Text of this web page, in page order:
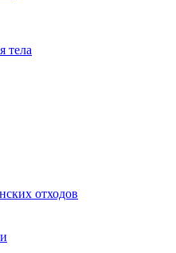
тела
отходов